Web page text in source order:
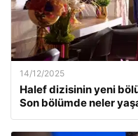
14/12/2025
Halef dizisinin yeni
Son bölümde neler